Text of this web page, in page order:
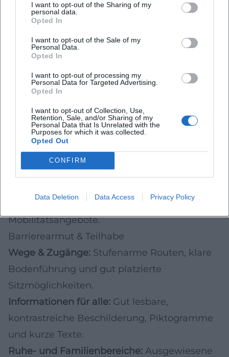
I want to opt-out of the Sharing of my
personal data.
Opted In
I want to opt-out of the Sale of my
Personal Data.
Opted In
I want to opt-out of processing my
Personal Data for Targeted Advertising.
Opted In
I want to opt-out of Collection, Use,
Retention, Sale, and/or Sharing of my
Personal Data that Is Unrelated with the
Purposes for which it was collected.
Opted Out
CONFIRM
Data Deletion Data Access Privacy Policy
beeinflussen den Ressourceneinsatz: gut
verteilte Sanitärpunkte, klare Wegeführung
und sichtbare Informationen verringern Staus
und Fehlwege.
Sozial, barrierearm, gut kommuniziert
Green Events sind mehr als
Umweltmaßnahmen. Für kommende
Veranstaltungen in Hof gehören
Barrierearmut, Sicherheit, faire
Rahmenbedingungen und verständliche
Informationen zum Kern. Je einfacher sich
funktionieren auch Mehrweg, Trennung und
Mobilitätsangebote.
Barrierearmut & Teilhabe
Wege & Zugänge: Stufenarme Routen, klare
Bodenführung und gut platzierte
Sitzmöglichkeiten.
Informationen für alle: Gut lesbare,
kontrastreiche Beschilderung, Piktogramme
und kurze Texte.
Ruhe- und Familienbereiche: Ausgewiesene